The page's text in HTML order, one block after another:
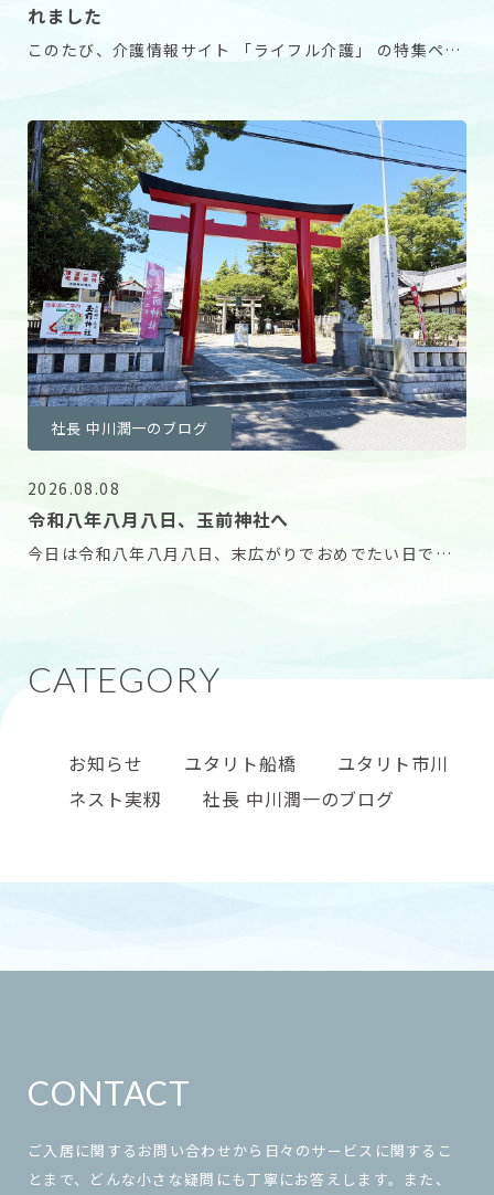
れました
このたび、介護情報サイト 「ライフル介護」 の特集ペー
社長 中川潤一のブログ
2026.08.08
令和八年八月八日、玉前神社へ
今日は令和八年八月八日、末広がりでおめでたい日で
お知らせ ユタリト船橋
ユタリト市川
ネスト実籾
社長 中川潤一のブログ
CONTACT
ご入居に関するお問い合わせから日々のサービスに関するこ
とまで、どんな小さな疑問にも丁寧にお答えします。また、